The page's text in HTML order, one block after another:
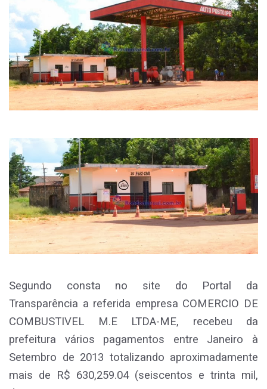
Segundo consta no site do Portal da
Transparência a referida empresa COMERCIO DE
COMBUSTIVEL M.E LTDA-ME, recebeu da
prefeitura vários pagamentos entre Janeiro à
Setembro de 2013 totalizando aproximadamente
mais de R$ 630,259.04 (seiscentos e trinta mil,